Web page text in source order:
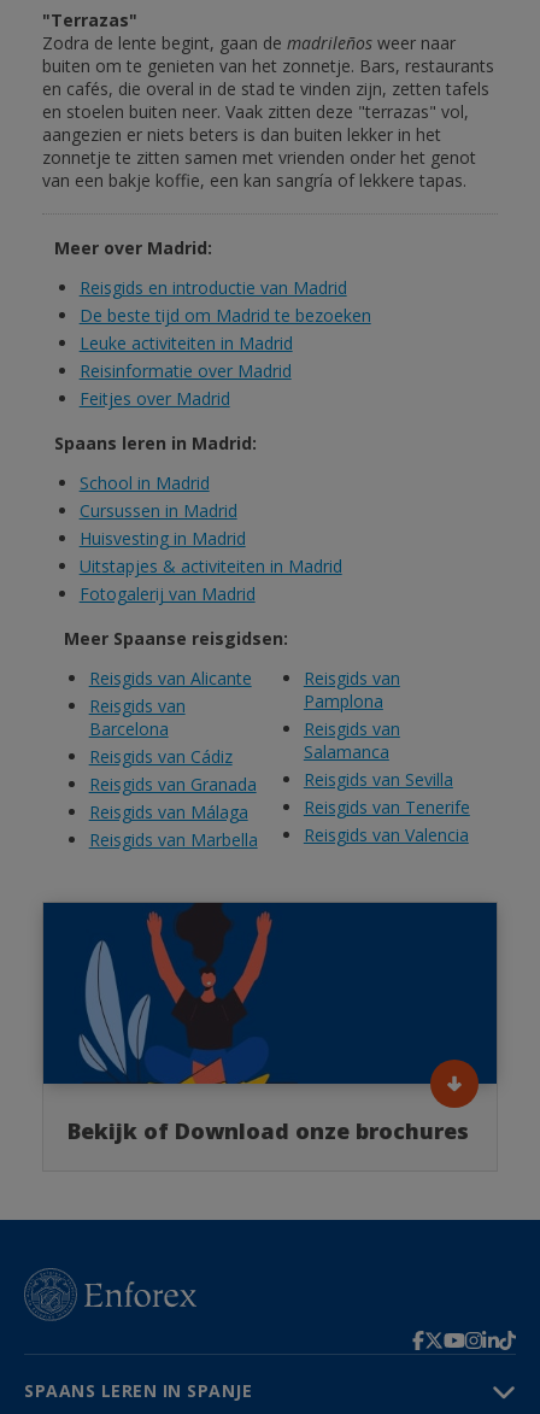
"Terrazas"
Zodra de lente begint, gaan de madrileñosweer naar
buiten om te genieten van het zonnetje. Bars, restaurants
en cafés, die overal in de stad te vinden zijn, zetten tafels
en stoelen buiten neer. Vaak zitten deze "terrazas" vol,
aangezien er niets beters is dan buiten lekker in het
zonnetje te zitten samen met vrienden onder het genot
van een bakje koffie, een kan sangría of lekkere tapas.
Meer over Madrid:
Reisgids en introductie van Madrid
De beste tijd om Madrid te bezoeken
Leuke activiteiten in Madrid
Reisinformatie over Madrid
Feitjes over Madrid
Spaans leren in Madrid:
School in Madrid
Cursussen in Madrid
Huisvesting in Madrid
Uitstapjes & activiteiten in Madrid
Fotogalerij van Madrid
Meer Spaanse reisgidsen:
Reisgids van Alicante
Reisgids van
Barcelona
Reisgids van Cádiz
Reisgids van Granada
Reisgids van Málaga
Reisgids van Marbella
Reisgids van
Pamplona
Reisgids van
Salamanca
Reisgids van Sevilla
Reisgids van Tenerife
Reisgids van Valencia
Bekijk of Download onze brochures
SPAANS LEREN IN SPANJE